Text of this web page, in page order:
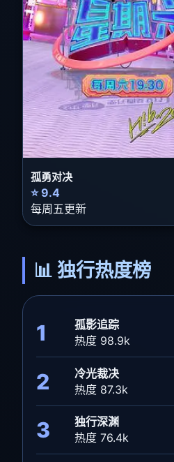
孤勇对决
⭐ 9.4
每周五更新
📊 独行热度榜
1
孤影追踪
热度 98.9k
2
冷光裁决
热度 87.3k
3
独行深渊
热度 76.4k